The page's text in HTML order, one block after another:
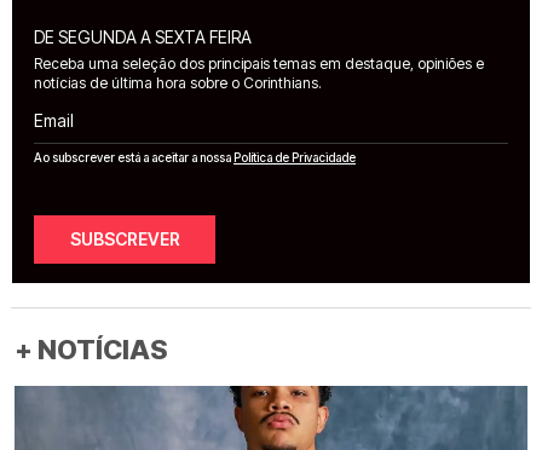
DE SEGUNDA A SEXTA FEIRA
Receba uma seleção dos principais temas em destaque, opiniões e
notícias de última hora sobre o Corinthians.
Email
Ao subscrever está a aceitar a nossaPolítica de Privacidade
SUBSCREVER
+ NOTÍCIAS